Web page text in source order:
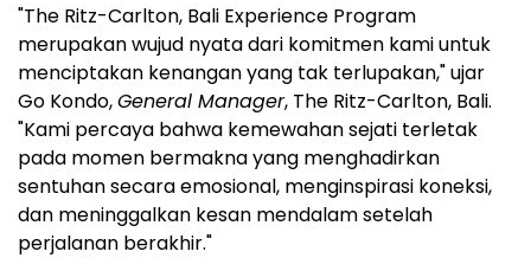
"The Ritz-Carlton, Bali Experience Program
merupakan wujud nyata dari komitmen kami untuk
menciptakan kenangan yang tak terlupakan," ujar
Go Kondo,General Manager, The Ritz-Carlton, Bali.
"Kami percaya bahwa kemewahan sejati terletak
pada momen bermakna yang menghadirkan
sentuhan secara emosional, menginspirasi koneksi,
dan meninggalkan kesan mendalam setelah
perjalanan berakhir."